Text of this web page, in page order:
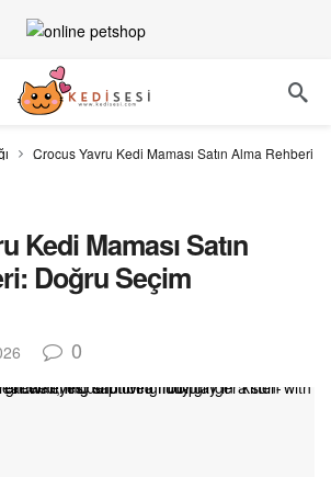
Crocus Yavru Kedi Maması Satın Alma Rehberi:
Kedi Maması Satın
Doğru Seçim
0